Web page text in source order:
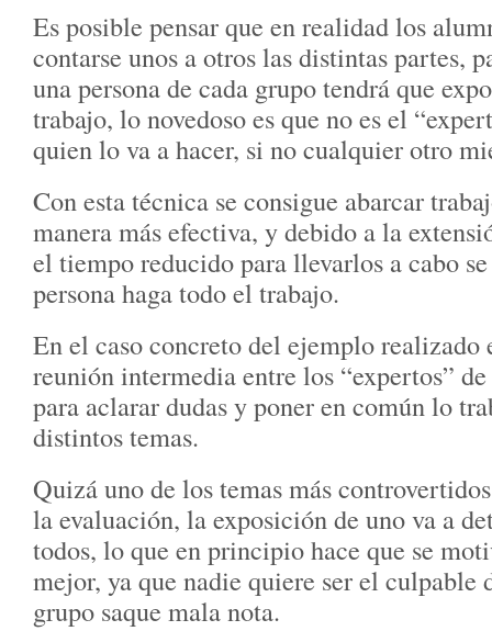
Es posible pensar que en realidad los
contarse unos a otros las distintas partes,
una persona de cada grupo tendrá que
trabajo, lo novedoso es que no es el
quien lo va a hacer, si no cualquier otro
Con esta técnica se consigue abarcar
manera más efectiva, y debido a la
el tiempo reducido para llevarlos a cabo
persona haga todo el trabajo.
En el caso concreto del ejemplo realizado
reunión intermedia entre los “expertos”
para aclarar dudas y poner en común lo
distintos temas.
Quizá uno de los temas más
la evaluación, la exposición de uno va a
todos, lo que en principio hace que se
mejor, ya que nadie quiere ser el culpable
grupo saque mala nota.